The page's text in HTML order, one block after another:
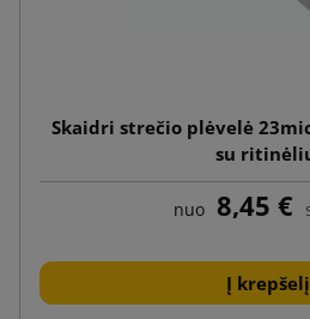
Skaidri strečio plėvelė
su
nuo 8,45 €
Į krepšelį